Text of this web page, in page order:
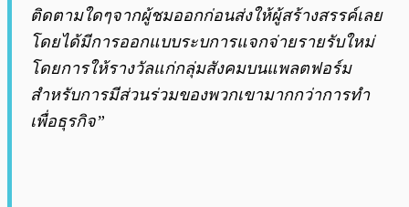
ติดตามใดๆจากผู้ชมออกก่อนส่งให้ผู้สร้างสรรค์เลย
โดยได้มีการออกแบบระบการแจกจ่ายรายรับใหม่
โดยการให้รางวัลแก่กลุ่มสังคมบนแพลตฟอร์ม
สำหรับการมีส่วนร่วมของพวกเขามากกว่าการทำ
เพื่อธุรกิจ”